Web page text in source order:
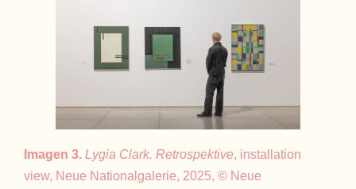
Imagen 3. Lygia Clark. Retrospektive, installation
view, Neue Nationalgalerie, 2025, © Neue